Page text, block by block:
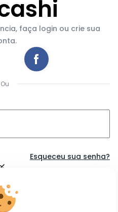
faça login ou crie sua
Ou
Esqueceu sua senha?